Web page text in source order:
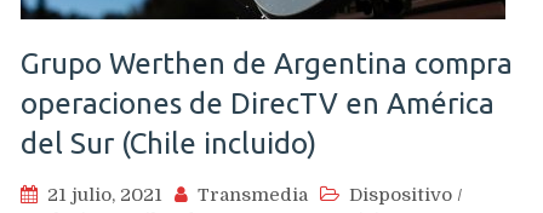
Grupo Werthen de Argentina compra
operaciones de DirecTV en América
del Sur (Chile incluido)
21 julio, 2021 Transmedia Dispositivo /